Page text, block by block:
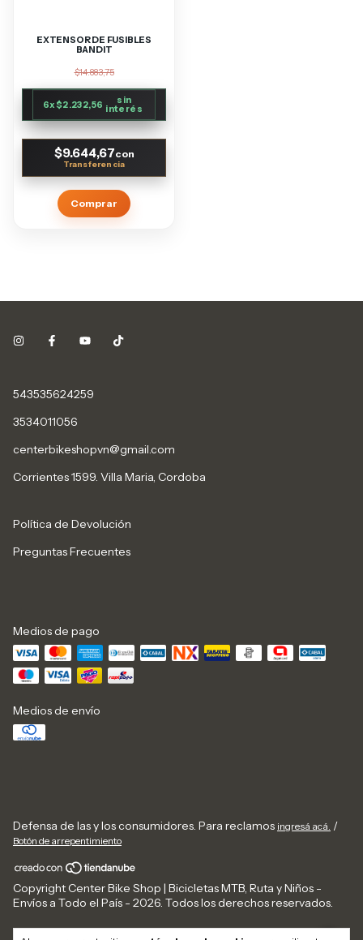
EXTENSOR DE FUSIBLES
BANDIT
$14.883,75
6x$2.232,56 sin
interés
$9.644,67con
Comprar
543535624259
3534011056
centerbikeshopvn@gmail.com
Corrientes 1599. Villa Maria, Cordoba
Política de Devolución
Preguntas Frecuentes
Medios de pago
Medios de envío
Defensa de las y los consumidores. Para reclamos ingresá acá. /
Botón de arrepentimiento
Copyright Center Bike Shop | Bicicletas MTB, Ruta y Niños -
Envíos a Todo el País - 2026. Todos los derechos reservados.